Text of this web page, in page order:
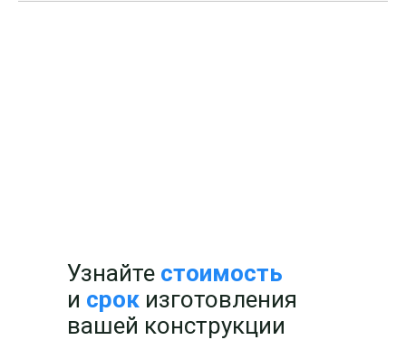
Узнайте стоимость
и срок изготовления
вашей конструкции